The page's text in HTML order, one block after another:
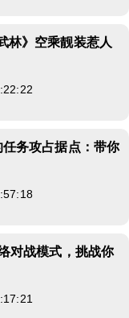
林》空乘靓装惹人
任务攻占据点：带你
对战模式，挑战你